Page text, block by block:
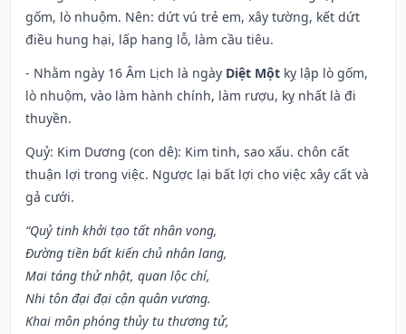
gốm, lò nhuộm. Nên: dứt vú trẻ em, xây tường, kết dứt
điều hung hại, lấp hang lỗ, làm cầu tiêu.
- Nhằm ngày 16 Âm Lịch là ngày Diệt Một kỵ lập lò gốm,
lò nhuộm, vào làm hành chính, làm rượu, kỵ nhất là đi
thuyền.
Quỷ: Kim Dương (con dê): Kim tinh, sao xấu. chôn cất
thuận lợi trong việc. Ngược lại bất lợi cho việc xây cất và
gả cưới.
“Quỷ tinh khởi tạo tất nhân vong,
Đường tiền bất kiến chủ nhân lang,
Mai táng thử nhật, quan lộc chí,
Nhi tôn đại đại cận quân vương.
Khai môn phóng thủy tu thương tử,